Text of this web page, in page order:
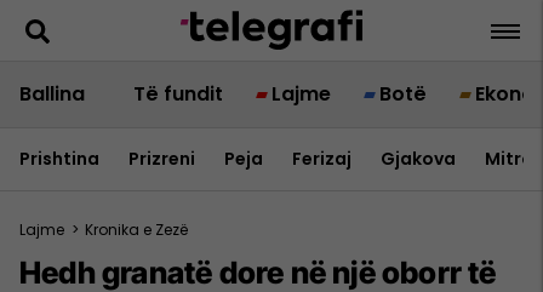
Ballina Të fundit Lajme Botë
Prishtina Prizreni Peja Ferizaj Gjakova
Lajme > Kronika e Zezë
Hedh granatë dore në një oborr të